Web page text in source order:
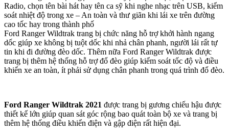
Radio, chọn tên bài hát hay tên ca sỹ khi nghe nhạc trên USB, kiểm
soát nhiệt độ trong xe – An toàn và thư giãn khi lái xe trên đường
cao tốc hay trong thành phố
Ford Ranger Wildtrak trang bị chức năng hỗ trợ khởi hành ngang
dốc giúp xe không bị tuột dốc khi nhả chân phanh, người lái rất tự
tin khi đi đường đèo dốc. Thêm nữa Ford Ranger Wildtrak được
trang bị thêm hệ thống hỗ trợ đổ đèo giúp kiểm soát tốc độ và điều
khiển xe an toàn, ít phải sử dụng chân phanh trong quá trình đổ đèo.
Ford Ranger Wildtrak 2021 được trang bị gương chiếu hậu được
thiết kế lớn giúp quan sát góc rộng bao quát toàn bộ xe và trang bị
thêm hệ thống điều khiển điện và gập điện rất hiện đại.